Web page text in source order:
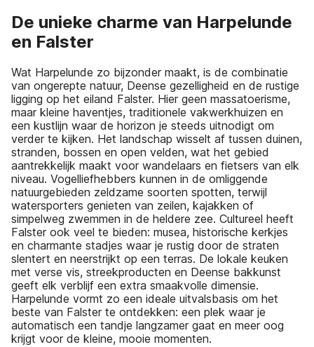
De unieke charme van Harpelunde
en Falster
Wat Harpelunde zo bijzonder maakt, is de combinatie
van ongerepte natuur, Deense gezelligheid en de rustige
ligging op het eiland Falster. Hier geen massatoerisme,
maar kleine haventjes, traditionele vakwerkhuizen en
een kustlijn waar de horizon je steeds uitnodigt om
verder te kijken. Het landschap wisselt af tussen duinen,
stranden, bossen en open velden, wat het gebied
aantrekkelijk maakt voor wandelaars en fietsers van elk
niveau. Vogelliefhebbers kunnen in de omliggende
natuurgebieden zeldzame soorten spotten, terwijl
watersporters genieten van zeilen, kajakken of
simpelweg zwemmen in de heldere zee. Cultureel heeft
Falster ook veel te bieden: musea, historische kerkjes
en charmante stadjes waar je rustig door de straten
slentert en neerstrijkt op een terras. De lokale keuken
met verse vis, streekproducten en Deense bakkunst
geeft elk verblijf een extra smaakvolle dimensie.
Harpelunde vormt zo een ideale uitvalsbasis om het
beste van Falster te ontdekken: een plek waar je
automatisch een tandje langzamer gaat en meer oog
krijgt voor de kleine, mooie momenten.